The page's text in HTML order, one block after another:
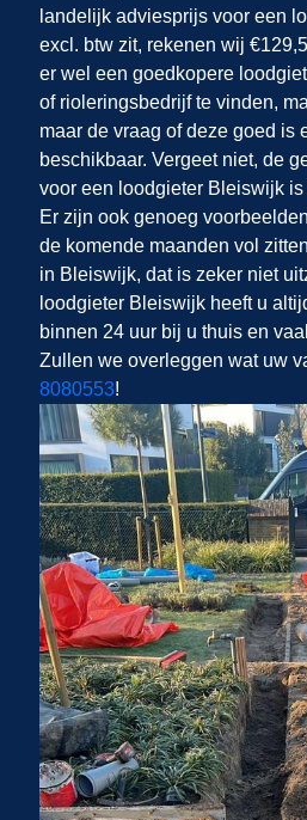
landelijk adviesprijs voor een
excl. btw zit, rekenen wij
er wel een goedkopere
of rioleringsbedrijf te vinden,
maar de vraag of deze goed is
beschikbaar. Vergeet niet, de
voor een loodgieter Bleiswijk
Er zijn ook genoeg
de komende maanden vol
in Bleiswijk, dat is zeker niet
loodgieter Bleiswijk heeft u
binnen 24 uur bij u thuis en
Zullen we overleggen wat uw
8080553!